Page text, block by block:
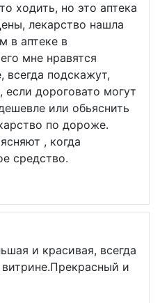
ходить, но это аптека
лекарство нашла
в аптеке в
мне нравятся
подскажут,
дороговато могут
или обьяснить
по дороже.
, когда
средство.
и красивая, всегда
и